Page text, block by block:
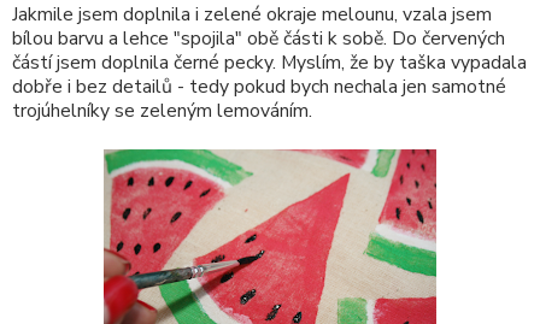
Jakmile jsem doplnila i zelené okraje melounu, vzala jsem
bílou barvu a lehce "spojila" obě části k sobě. Do červených
částí jsem doplnila černé pecky. Myslím, že by taška vypadala
dobře i bez detailů - tedy pokud bych nechala jen samotné
trojúhelníky se zeleným lemováním.